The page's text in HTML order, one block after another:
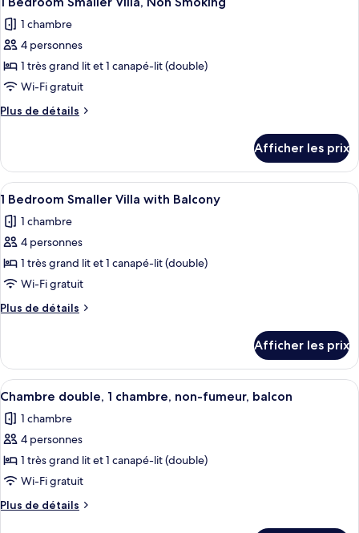
toutes
les
photos
pour
ce
type
de
1
Bedroom
Smaller
Villa,
Non
Smoking
1 chambre
4 personnes
1 très grand lit et 1 canapé-lit (double)
Wi-Fi gratuit
Plus de détails
Plus
1
Bedroom
Smaller
Non
Smoking
Afficher les prix
Afficher
toutes
les
photos
pour
ce
type
de
1
Bedroom
Smaller
Villa
with
Balcony
Un salon comprenant un canapé,
3
1 Bedroom Smaller Villa with Balcony
1 chambre
4 personnes
1 très grand lit et 1 canapé-lit (double)
Wi-Fi gratuit
Plus de détails
Plus
1
Bedroom
Smaller
with
Balcony
Afficher les prix
Afficher
toutes
les
photos
pour
ce
type
de
Une chambre d’hôtel avec une
9
Chambre double, 1 chambre, non-fumeur, balcon
1 chambre
4 personnes
1 très grand lit et 1 canapé-lit (double)
Wi-Fi gratuit
Plus de détails
Plus